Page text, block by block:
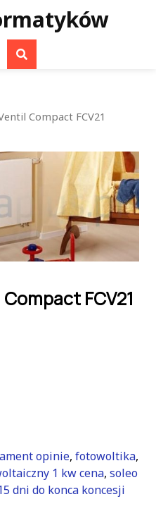
Compact FCV21
FCV21
opinie, fotowoltika,
1 kw cena, soleo
dni do konca koncesji